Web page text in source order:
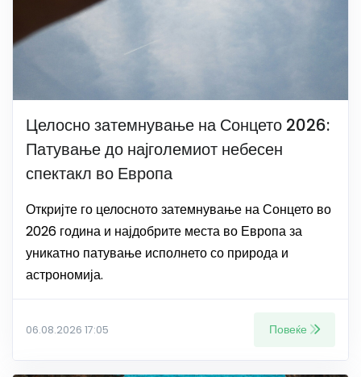
Целосно затемнување на Сонцето 2026:
Патување до најголемиот небесен
спектакл во Европа
Откријте го целосното затемнување на Сонцето во
2026 година и најдобрите места во Европа за
уникатно патување исполнето со природа и
астрономија.
06.08.2026 17:05 Повеќе